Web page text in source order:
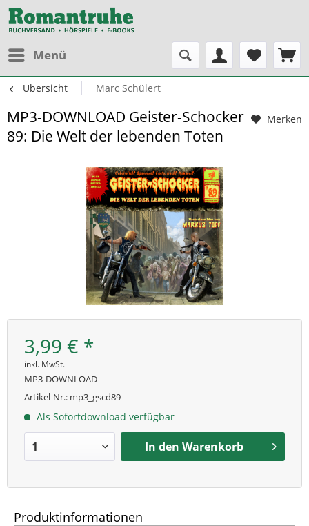
Menü
Übersicht Marc Schülert
Merken
MP3-DOWNLOAD Geister-Schocker
89: Die Welt der lebenden Toten
3,99 € *
inkl. MwSt.
MP3-DOWNLOAD
Artikel-Nr.: mp3_gscd89
Als Sofortdownload verfügbar
In den Warenkorb
Produktinformationen